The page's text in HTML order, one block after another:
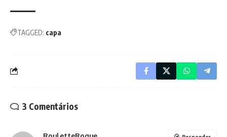
TAGGED: capa
3 Comentários